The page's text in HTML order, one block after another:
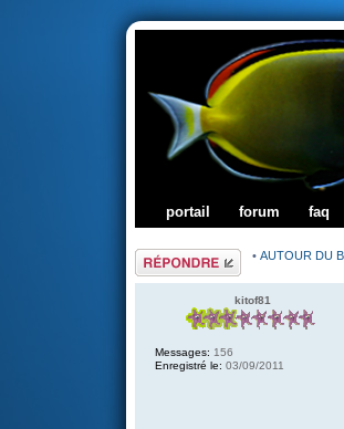
portail forum faq
Répondre • AUTOUR DU
kitof81
Messages: 156
Enregistré le: 03/09/2011